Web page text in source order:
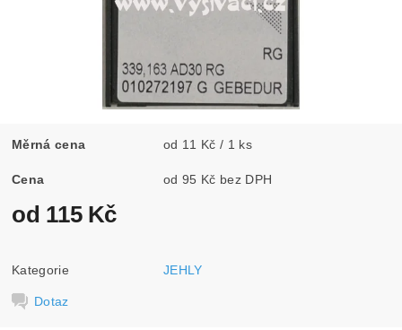
Měrná cena od 11 Kč / 1 ks
Cena od 95 Kč bez DPH
od 115 Kč
Kategorie JEHLY
Dotaz